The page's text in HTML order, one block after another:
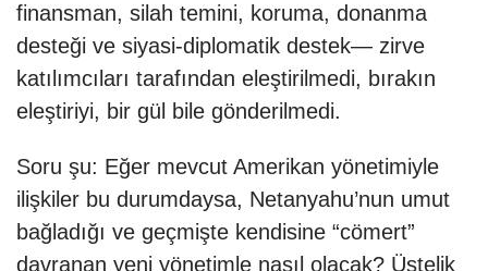
finansman, silah temini, koruma, donanma
desteği ve siyasi-diplomatik destek— zirve
katılımcıları tarafından eleştirilmedi, bırakın
eleştiriyi, bir gül bile gönderilmedi.
Soru şu: Eğer mevcut Amerikan yönetimiyle
ilişkiler bu durumdaysa, Netanyahu’nun umut
bağladığı ve geçmişte kendisine “cömert”
davranan yeni yönetimle nasıl olacak? Üstelik